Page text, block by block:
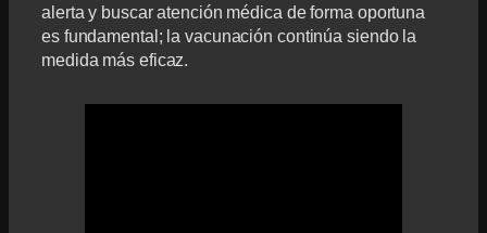
alerta y buscar atención médica de forma oportuna
es fundamental; la vacunación continúa siendo la
medida más eficaz.